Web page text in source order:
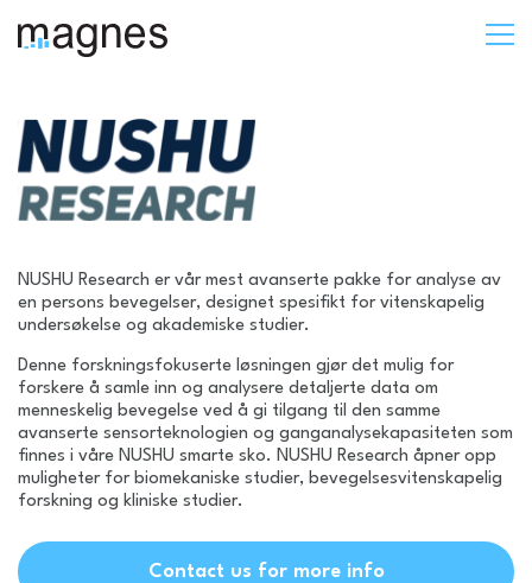
NUSHU Research er vår mest avanserte pakke for analyse av
en persons bevegelser, designet spesifikt for vitenskapelig
undersøkelse og akademiske studier.
Denne forskningsfokuserte løsningen gjør det mulig for
forskere å samle inn og analysere detaljerte data om
menneskelig bevegelse ved å gi tilgang til den samme
avanserte sensorteknologien og ganganalysekapasiteten som
finnes i våre NUSHU smarte sko. NUSHU Research åpner opp
muligheter for biomekaniske studier, bevegelsesvitenskapelig
forskning og kliniske studier.
Contact us for more info